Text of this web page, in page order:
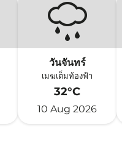
วันจันทร์
เมฆเต็มท้องฟ้า
32°C
10 Aug 2026